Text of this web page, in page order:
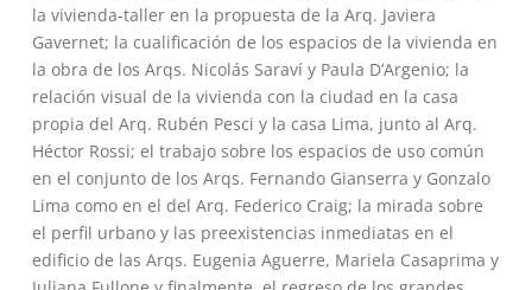
la vivienda-taller en la propuesta de la Arq. Javiera
Gavernet; la cualificación de los espacios de la vivienda en
la obra de los Arqs. Nicolás Saraví y Paula D’Argenio; la
relación visual de la vivienda con la ciudad en la casa
propia del Arq. Rubén Pesci y la casa Lima, junto al Arq.
Héctor Rossi; el trabajo sobre los espacios de uso común
en el conjunto de los Arqs. Fernando Gianserra y Gonzalo
Lima como en el del Arq. Federico Craig; la mirada sobre
el perfil urbano y las preexistencias inmediatas en el
edificio de las Arqs. Eugenia Aguerre, Mariela Casaprima y